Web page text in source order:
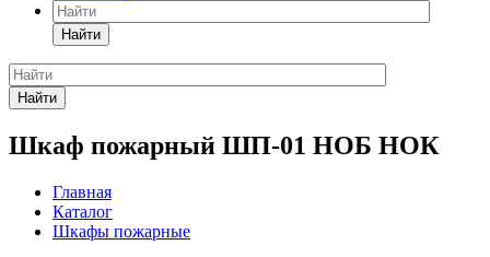
Найти
Найти
Шкаф пожарный ШП-01 НОБ НОК
Главная
Каталог
Шкафы пожарные